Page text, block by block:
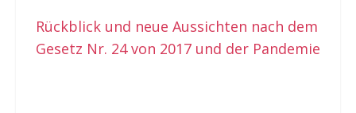
Rückblick und neue Aussichten nach dem
Gesetz Nr. 24 von 2017 und der Pandemie